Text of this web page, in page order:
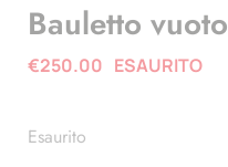
Bauletto vuoto
€250.00 ESAURITO
Esaurito